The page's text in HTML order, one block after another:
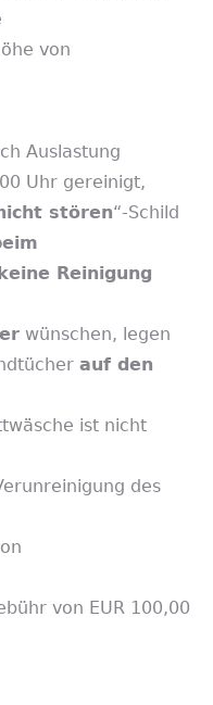
von
Auslastung
Uhr gereinigt,
stören“-Schild
Reinigung
wünschen, legen
auf den
ist nicht
des
von EUR 100,00